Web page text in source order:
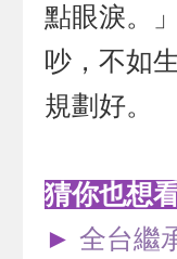
點眼淚。
吵，不如
規劃好。
猜你也想看
► 全台繼